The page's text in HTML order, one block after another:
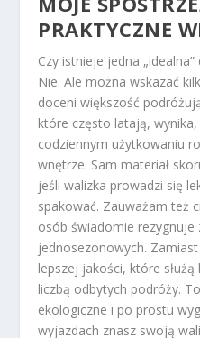
PRAKTYCZNE
Czy istnieje jedna
Nie. Ale można wskazać
doceni większość
które często latają, wynika,
codziennym użytkowaniu
wnętrze. Sam materiał
jeśli walizka prowadzi się
spakować. Zauważam też
osób świadomie rezygnuje
jednosezonowych.
lepszej jakości, które służą
liczbą odbytych podróży.
ekologiczne i po prostu
wyjazdach znasz swoją